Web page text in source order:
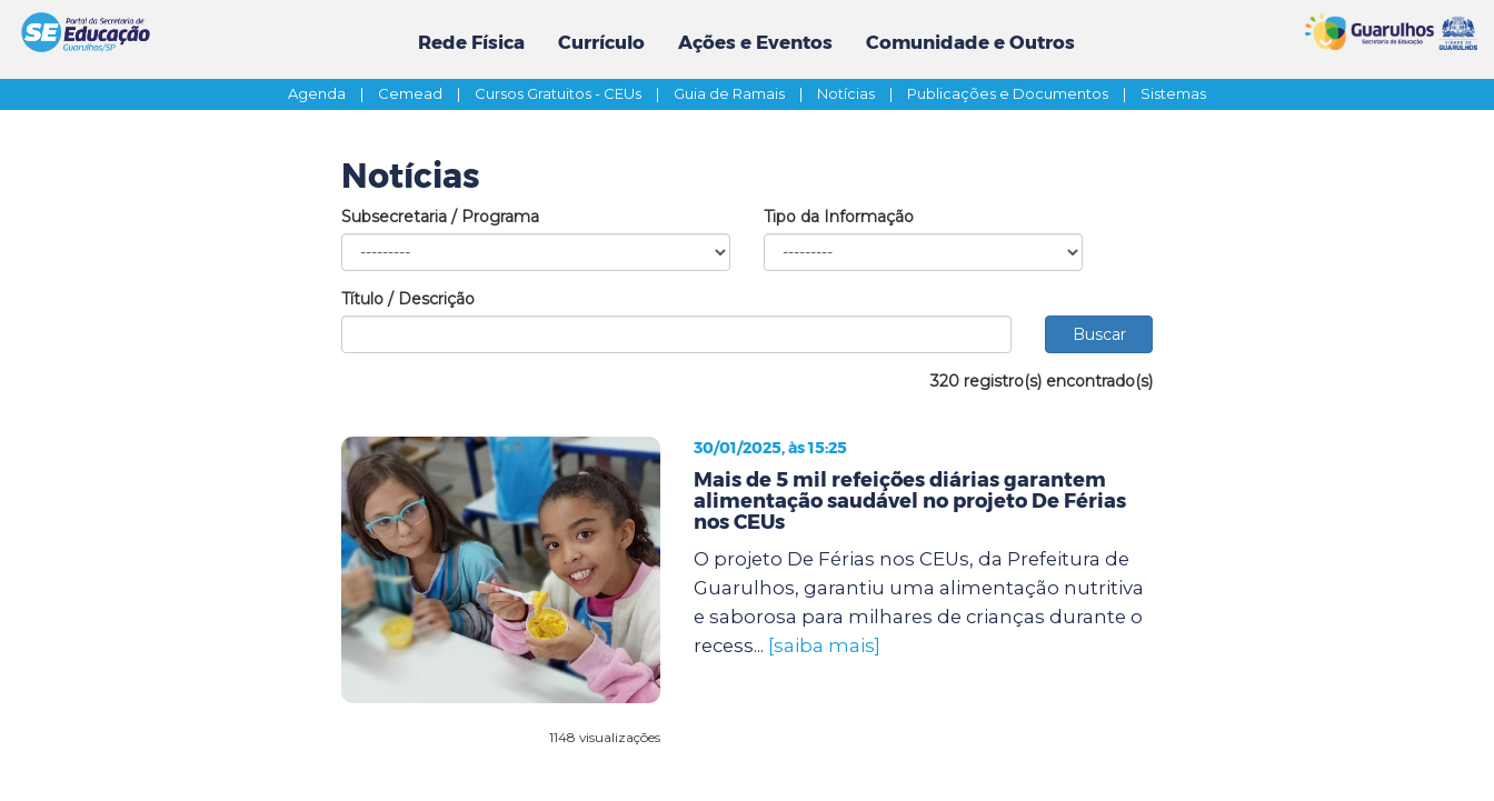
Rede Física Currículo Ações e Eventos Comunidade e Outros
Agenda | Cemead | Cursos Gratuitos - CEUs | Guia de Ramais | Notícias | Publicações e Documentos | Sistemas
Notícias
Subsecretaria / Programa Tipo da Informação
Título / Descrição
320 registro(s) encontrado(s)
1148 visualizações
30/01/2025, às 15:25
Mais de 5 mil refeições diárias garantem
alimentação saudável no projeto De Férias
nos CEUs
O projeto De Férias nos CEUs, da Prefeitura de
Guarulhos, garantiu uma alimentação nutritiva
e saborosa para milhares de crianças durante o
recess... [saiba mais]